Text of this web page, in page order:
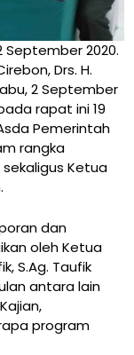
September 2020.
Drs. H.
2 September
rapat ini 19
Pemerintah
rangka
Ketua
dan
oleh Ketua
S.Ag. Taufik
antara lain
program